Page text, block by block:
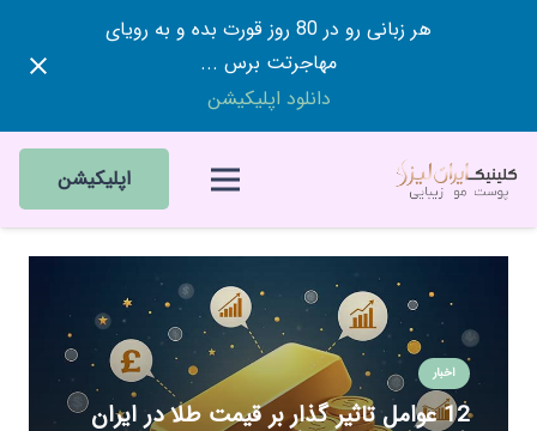
هر زبانی رو در 80 روز قورت بده و به رویای
مهاجرتت برس ...
دانلود اپلیکیشن
اپلیکیشن
اخبار
12 عوامل تاثیر گذار بر قیمت طلا در ایران